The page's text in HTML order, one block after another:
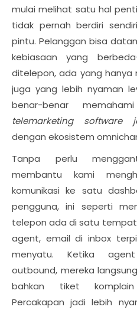
mulai melihat satu hal
tidak pernah berdiri
pintu. Pelanggan bisa
kebiasaan yang
ditelepon, ada yang
juga yang lebih nyaman
benar-benar
telemarketing software
dengan ekosistem
Tanpa perlu
membantu kami
komunikasi ke satu
pengguna, ini seperti
telepon ada di satu
agent, email di inbox
menyatu. Ketika
outbound, mereka
bahkan tiket
Percakapan jadi lebih